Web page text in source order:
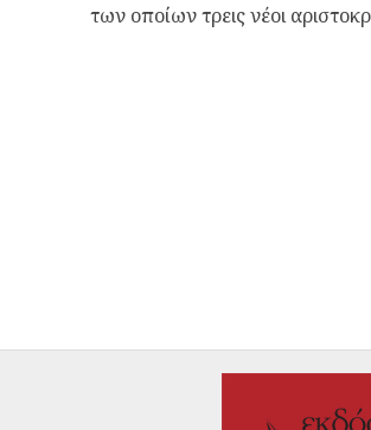
των οποίων τρεις νέοι